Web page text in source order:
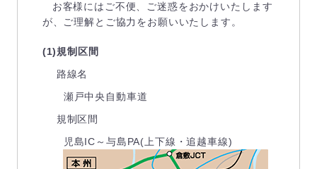
お客様にはご不便、ご迷惑をおかけいたします
が、ご理解とご協力をお願いいたします。
(1)規制区間
路線名
瀬戸中央自動車道
規制区間
児島IC～与島PA(上下線・追越車線)